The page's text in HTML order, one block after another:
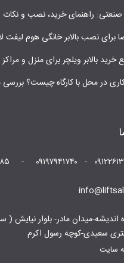
صنعتی: راهنمای خرید، نصب و نکات
برای نصب بالابر خانگی هوم لیفت
خرید بالابر ویلچر برای منزل و
در محل با کارگاه چیست؟ بررسی
- ۰۲۶-۳۶۷۰۹۹۸۵
اندیشه-میدان مادر- بلوار نیایش (
سایت